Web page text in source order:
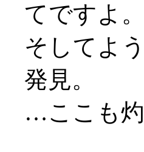
てですよ。
そしてよ
発見。
…ここも